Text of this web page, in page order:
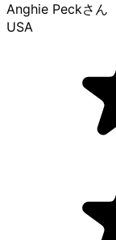
Anghie Peckさん
USA